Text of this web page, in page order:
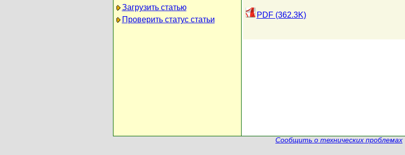
Загрузить статью
Проверить статус статьи
PDF (362.3K)
Сообщить о технических проблемах